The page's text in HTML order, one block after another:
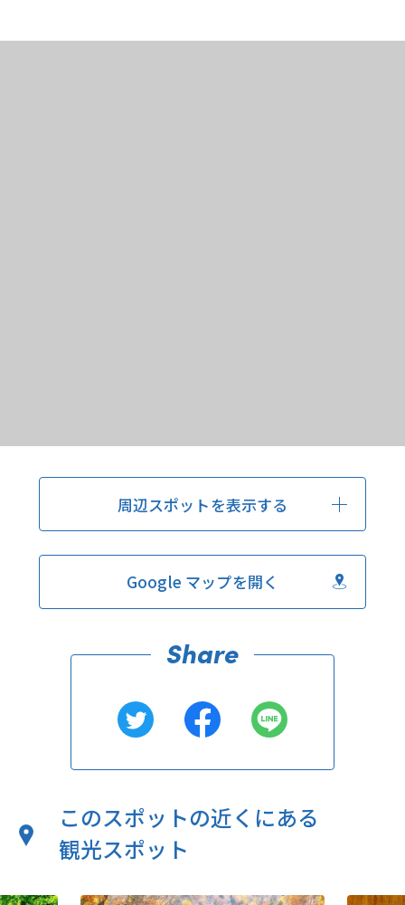
周辺スポットを表示する
Google マップを開く
このスポットの近くにある
観光スポット